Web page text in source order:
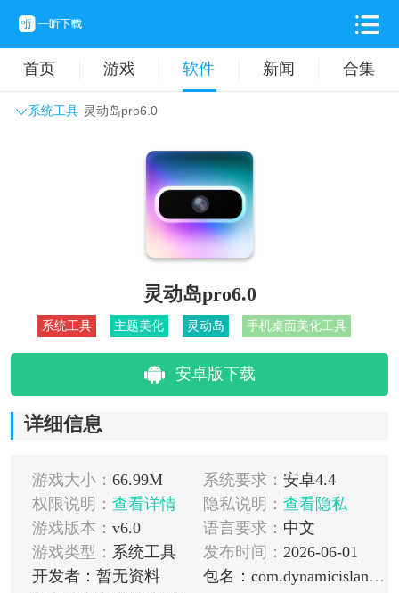
首页 游戏 软件 新闻 合集
系统工具 灵动岛pro6.0
主题壁纸 旅游出行
拍摄美化 时尚购物
灵动岛pro6.0
系统工具 主题美化 灵动岛 手机桌面美化工具
安卓版下载
详细信息
游戏大小： 66.99M 系统要求： 安卓4.4
权限说明： 查看详情 隐私说明： 查看隐私
游戏版本： v6.0 语言要求： 中文
游戏类型： 系统工具 发布时间： 2026-06-01
开发者：暂无资料
包名：com.dynamicisland.notchscreenview